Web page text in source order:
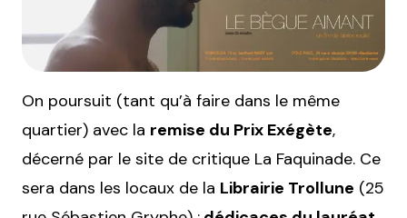
On poursuit (tant qu’à faire dans le même
quartier) avec la remise du Prix Exégète,
décerné par le site de critique La Faquinade. Ce
sera dans les locaux de la Librairie Trollune (25